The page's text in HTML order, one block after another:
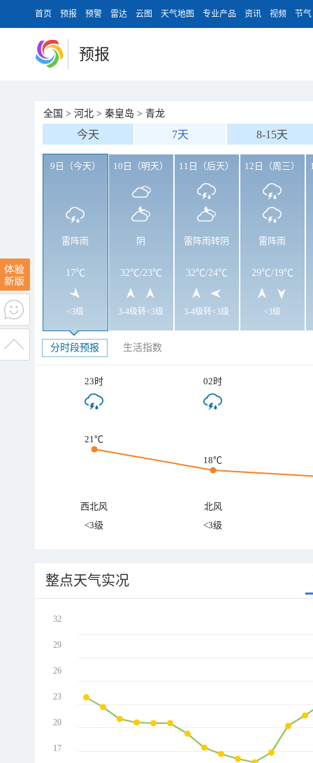
首页 预报 预警 雷达 云图 天气地图 专业产品 资讯 视频 节气
预报
全国 > 河北 > 秦皇岛 > 青龙
今天 7天 8-15天
9日（今天）
雷阵雨
17℃
<3级
10日（明天）
阴
32℃/23℃
3-4级转<3级
11日（后天）
雷阵雨转阴
32℃/24℃
3-4级转<3级
12日（周三）
雷阵雨
29℃/19℃
<3级
分时段预报 生活指数
23时 02时
21℃
18℃
西北风
北风
<3级
<3级
整点天气实况
32
29
26
23
20
17